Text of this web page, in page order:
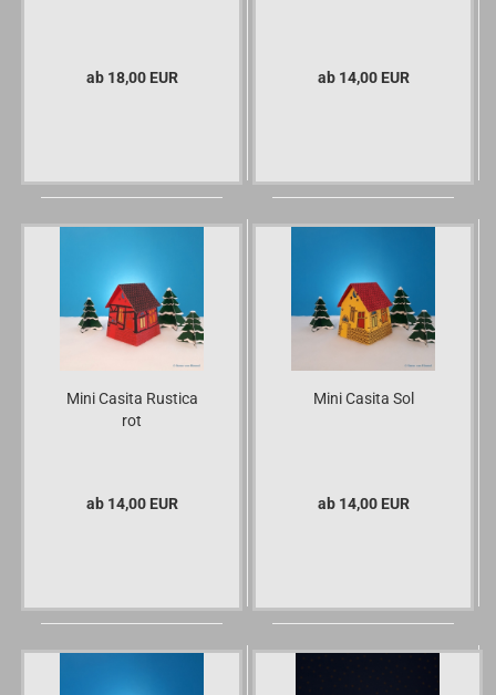
ab 18,00 EUR ab 14,00 EUR
Mini Casita Rustica
rot
ab 14,00 EUR
Mini Casita Sol
ab 14,00 EUR